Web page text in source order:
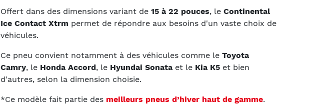
Offert dans des dimensions variant de 15 à 22 pouces, le Continental
Ice Contact Xtrm permet de répondre aux besoins d'un vaste choix de
véhicules.
Ce pneu convient notamment à des véhicules comme le Toyota
Camry, le Honda Accord, le Hyundai Sonataet le Kia K5 et bien
d'autres, selon la dimension choisie.
*Ce modèle fait partie des meilleurs pneus d’hiver haut de gamme.